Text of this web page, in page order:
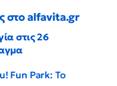
στο alfavita.gr
στις 26
Fun Park: Το